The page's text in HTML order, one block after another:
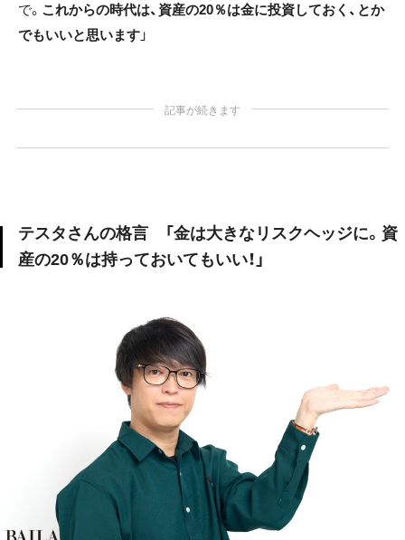
で。 これからの時代は、資産の20％は金に投資しておく、とか
でもいいと思います 」
記事が続きます
テスタさんの格言 「金は大きなリスクヘッジに。資
産の20％は持っておいてもいい！」